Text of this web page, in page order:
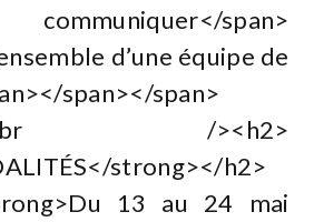
communiquer</span>
d’une équipe de
span></span>
p><br /><h2>
strong></h2>
13 au 24 mai